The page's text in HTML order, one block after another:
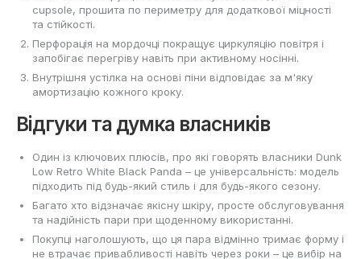
cupsole, прошита по периметру для додаткової міцності
та стійкості.
Перфорація на мордочці покращує циркуляцію повітря і
запобігає перегріву навіть при активному носінні.
Внутрішня устілка на основі піни відповідає за м'яку
амортизацію кожного кроку.
Відгуки та думка власників
Один із ключових плюсів, про які говорять власники Dunk
Low Retro White Black Panda – це універсальність: модель
підходить під будь-який стиль і для будь-якого сезону.
Багато хто відзначає якісну шкіру, просте обслуговування
та надійність пари при щоденному використанні.
Покупці наголошують, що ця пара відмінно тримає форму і
не втрачає привабливості навіть через роки – це вибір на